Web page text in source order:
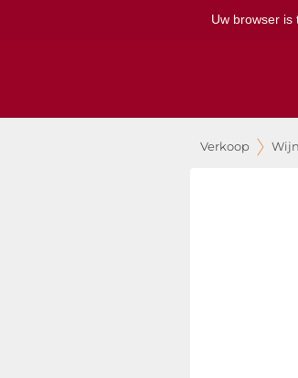
Uw browser is
Verkoop